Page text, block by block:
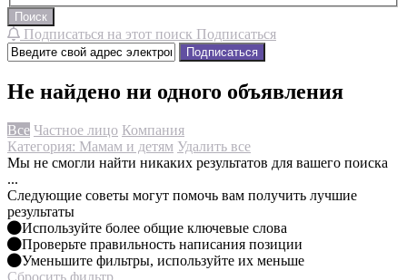
Поиск
Подписаться на этот поиск Подписаться
Подписаться
Не найдено ни одного объявления
Все Частное лицо Компания
Категория: Мамам и детям Удалить все
Мы не смогли найти никаких результатов для вашего поиска
...
Следующие советы могут помочь вам получить лучшие
результаты
Используйте более общие ключевые слова
Проверьте правильность написания позиции
Уменьшите фильтры, используйте их меньше
Сбросить фильтр